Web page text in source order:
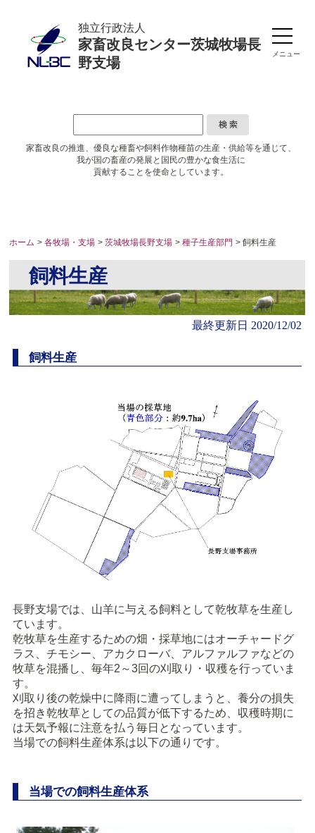
独立行政法人
家畜改良センター茨城牧場長
野支場
メニュー
家畜改良の推進、優良な種畜や飼料作物種苗の生産・供給等を通じて、
我が国の畜産の発展と国民の豊かな食生活に
貢献することを使命としています。
ホーム >各牧場・支場 >茨城牧場長野支場 >種子生産部門 > 飼料生産
飼料生産
最終更新日 2020/12/02
飼料生産
長野支場では、山羊に与える飼料として乾牧草を生産し
ています。
乾牧草を生産するための畑・採草地にはオーチャードグ
ラス、チモシー、アカクローバ、アルファルファなどの
牧草を混播し、毎年2～3回の刈取り・収穫を行っていま
す。
刈取り後の乾燥中に降雨に遭ってしまうと、養分の損失
を招き乾牧草としての品質が低下するため、収穫時期に
は天気予報に注意を払う毎日となっています。
当場での飼料生産体系は以下の通りです。
当場での飼料生産体系